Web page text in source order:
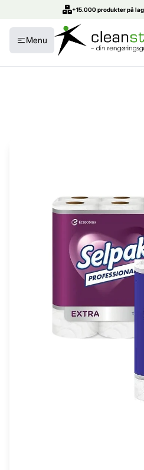
+15.000 produkter på
Menu